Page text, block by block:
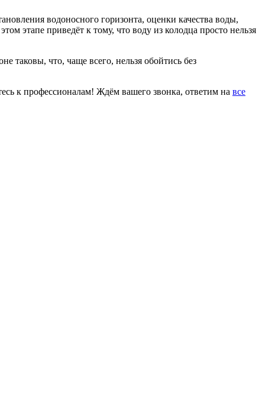
водоносного горизонта, оценки качества воды,
этапе приведёт к тому, что воду из колодца просто нельзя
таковы, что, чаще всего, нельзя обойтись без
к профессионалам! Ждём вашего звонка, ответим на все